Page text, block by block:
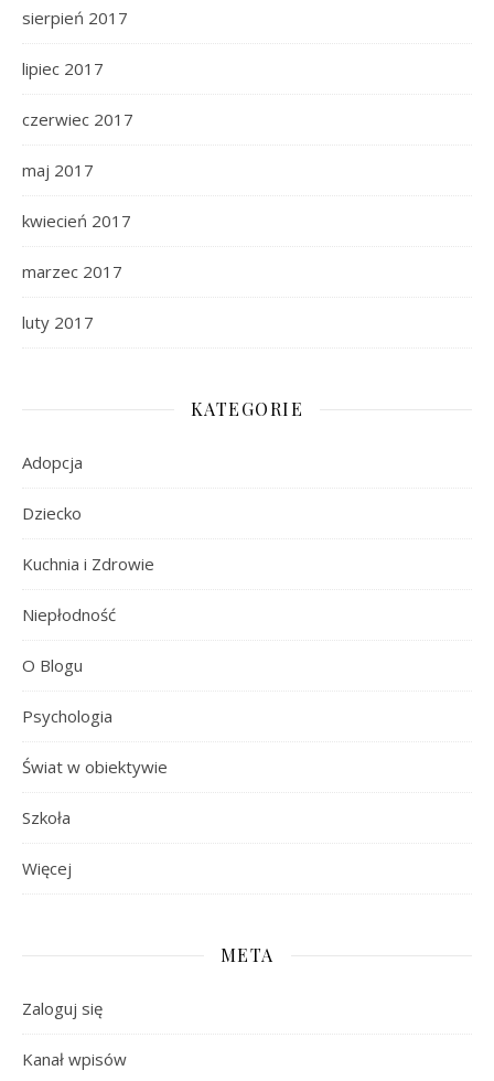
sierpień 2017
lipiec 2017
czerwiec 2017
maj 2017
kwiecień 2017
marzec 2017
luty 2017
KATEGORIE
Adopcja
Dziecko
Kuchnia i Zdrowie
Niepłodność
O Blogu
Psychologia
Świat w obiektywie
Szkoła
Więcej
META
Zaloguj się
Kanał wpisów